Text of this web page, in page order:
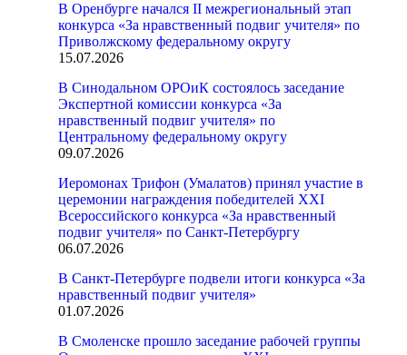
В Оренбурге начался II межрегиональный этап
конкурса «За нравственный подвиг учителя» по
Приволжскому федеральному округу
15.07.2026
В Синодальном ОРОиК состоялось заседание
Экспертной комиссии конкурса «За
нравственный подвиг учителя» по
Центральному федеральному округу
09.07.2026
Иеромонах Трифон (Умалатов) принял участие в
церемонии награждения победителей XXI
Всероссийского конкурса «За нравственный
подвиг учителя» по Санкт-Петербургу
06.07.2026
В Санкт-Петербурге подвели итоги конкурса «За
нравственный подвиг учителя»
01.07.2026
В Смоленске прошло заседание рабочей группы